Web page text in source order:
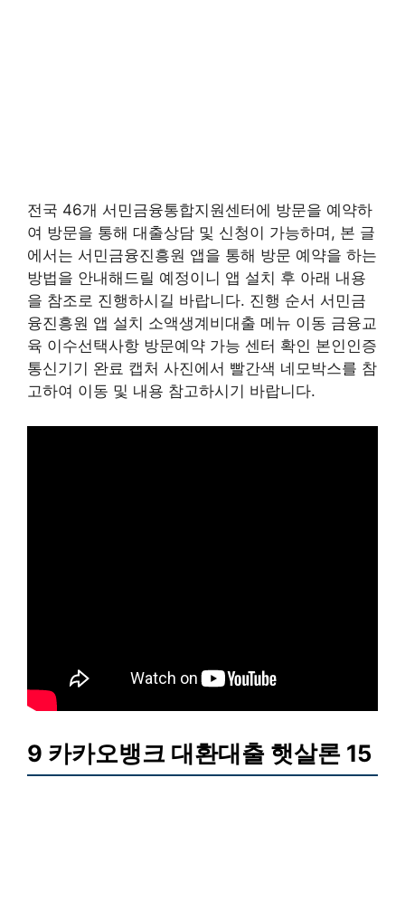
전국 46개 서민금융통합지원센터에 방문을 예약하
여 방문을 통해 대출상담 및 신청이 가능하며, 본 글
에서는 서민금융진흥원 앱을 통해 방문 예약을 하는
방법을 안내해드릴 예정이니 앱 설치 후 아래 내용
을 참조로 진행하시길 바랍니다. 진행 순서 서민금
융진흥원 앱 설치 소액생계비대출 메뉴 이동 금융교
육 이수선택사항 방문예약 가능 센터 확인 본인인증
통신기기 완료 캡처 사진에서 빨간색 네모박스를 참
고하여 이동 및 내용 참고하시기 바랍니다.
9 카카오뱅크 대환대출 햇살론 15